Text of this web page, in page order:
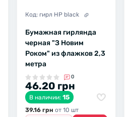
Код: гирл НР black
Бумажная гирлянда
черная "З Новим
Роком" из флажков 2,3
метра
0
46.20 грн
В наличии:15
39.16 грн от 10 шт